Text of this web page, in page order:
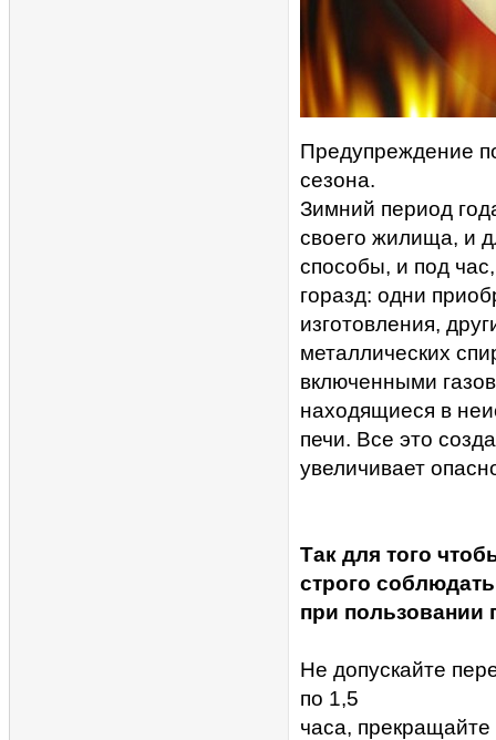
Предупреждение
сезона.
Зимний период
своего жилища, и
способы, и под
горазд: одни
изготовления,
металлических
включенными
находящиеся в
печи. Все это
увеличивает
Так для того
строго
при пользовании
Не допускайте
по 1,5
часа, прекращайте